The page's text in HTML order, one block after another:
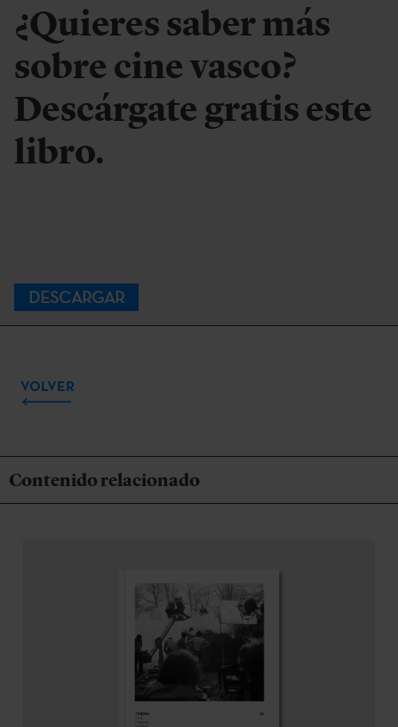
¿Quieres saber más
sobre cine vasco?
Descárgate gratis este
libro.
DESCARGAR
VOLVER
Contenido relacionado